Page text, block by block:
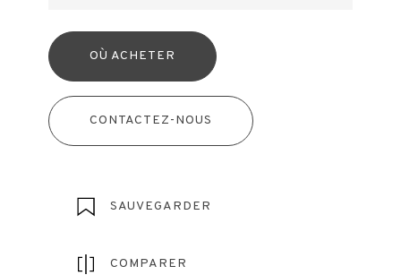
OÙ ACHETER
CONTACTEZ-NOUS
SAUVEGARDER
COMPARER